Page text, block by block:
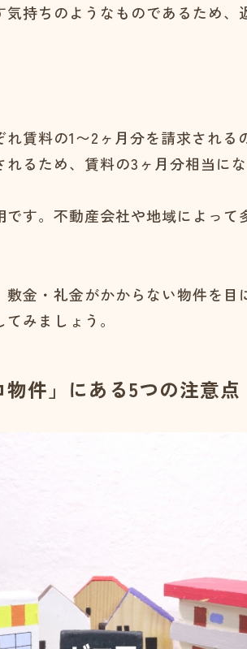
持ちのようなものであるため、
賃料の1〜2ヶ月分を請求され
るため、賃料の3ヶ月分相当に
す。不動産会社や地域によっ
金・礼金がかからない物件を
みましょう。
件」にある5つの注意点